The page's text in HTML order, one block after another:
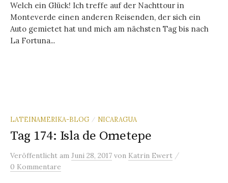
Welch ein Glück! Ich treffe auf der Nachttour in
Monteverde einen anderen Reisenden, der sich ein
Auto gemietet hat und mich am nächsten Tag bis nach
La Fortuna...
LATEINAMERIKA-BLOG / NICARAGUA
Tag 174: Isla de Ometepe
Veröffentlicht am Juni 28, 2017 von Katrin Ewert /
0 Kommentare